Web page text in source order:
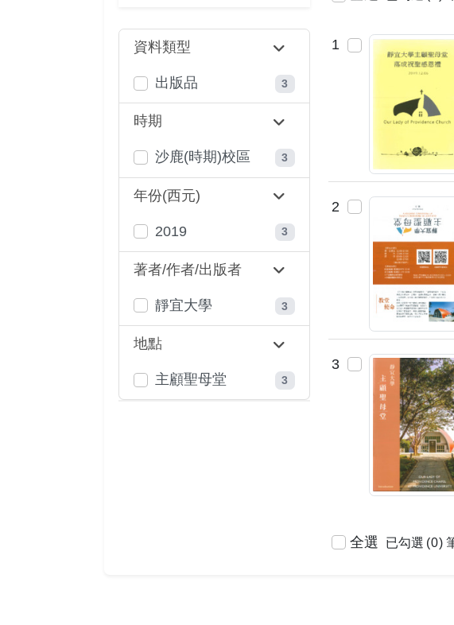
資料類型
出版品 3
時期
沙鹿(時期)校區 3
年份(西元)
2019 3
著者/作者/出版者
靜宜大學 3
地點
主顧聖母堂 3
1
2
3
全選 已勾選 0